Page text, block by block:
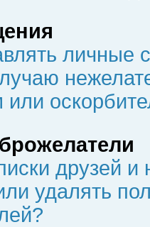
личные
друзей
удалять